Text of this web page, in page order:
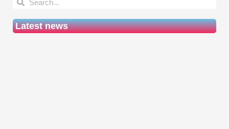
Latest news